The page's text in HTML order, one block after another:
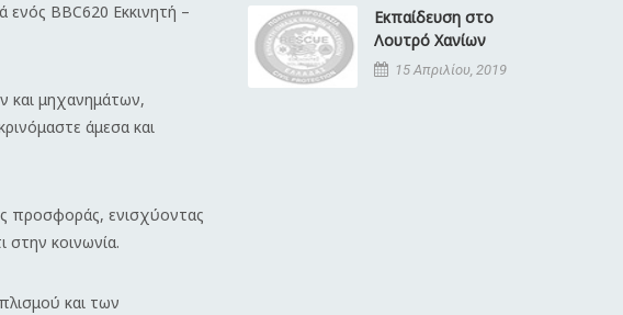
ενός BBC620 Εκκινητή –
και μηχανημάτων,
άμεσα και
προσφοράς, ενισχύοντας
στην κοινωνία.
και των
Εκπαίδευση στο
Λουτρό Χανίων
15 Απριλίου, 2019